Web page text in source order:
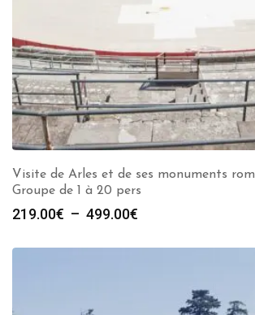
Visite de Arles et de ses monuments
Groupe de 1 à 20 pers
219.00€ – 499.00€
prix :
499.00€